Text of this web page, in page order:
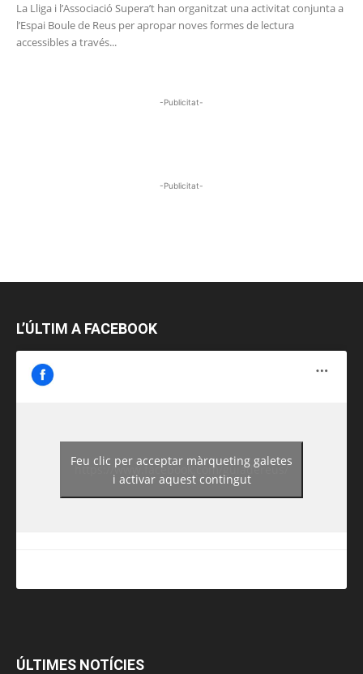
La Lliga i l’Associació Supera’t han organitzat una activitat conjunta a
l’Espai Boule de Reus per apropar noves formes de lectura
accessibles a través...
-Publicitat-
-Publicitat-
L’ÚLTIM A FACEBOOK
https://www.facebook.com/guiadereus/
Feu clic per acceptar màrqueting galetes
i activar aquest contingut
ÚLTIMES NOTÍCIES